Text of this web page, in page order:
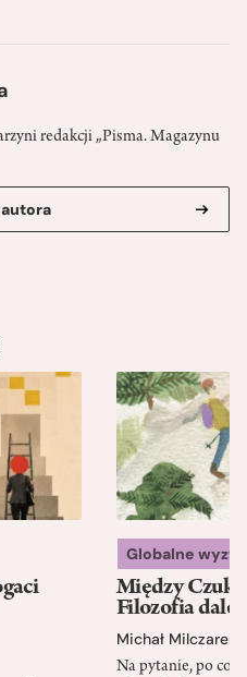
redakcji „Pisma. Magazynu
Globalne
Między
Filozofia
Michał Milczarek
Na pytanie, po co